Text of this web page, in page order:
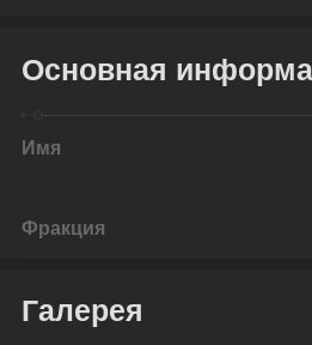
Основная
Имя
Фракция
Галерея